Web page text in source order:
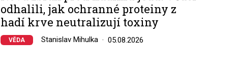
odhalili, jak ochranné proteiny z
hadí krve neutralizují toxiny
VĚDA Stanislav Mihulka 05.08.2026